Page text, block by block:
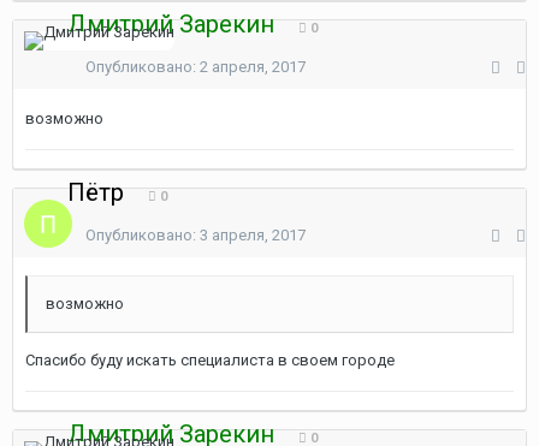
Дмитрий Зарекин 0
Опубликовано: 2 апреля, 2017
возможно
Пётр 0
Опубликовано: 3 апреля, 2017
возможно
Спасибо буду искать специалиста в своем городе
Дмитрий Зарекин 0